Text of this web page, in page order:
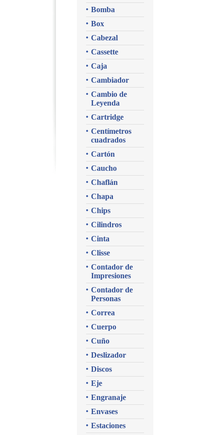
Bomba
Box
Cabezal
Cassette
Caja
Cambiador
Cambio de
Leyenda
Cartridge
Centímetros
cuadrados
Cartón
Caucho
Chaflán
Chapa
Chips
Cilindros
Cinta
Clisse
Contador de
Impresiones
Contador de
Personas
Correa
Cuerpo
Cuño
Deslizador
Discos
Eje
Engranaje
Envases
Estaciones